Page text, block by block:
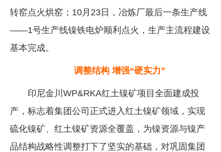
转窑点火烘窑；10月23日，冶炼厂最后一条生产线
——1号生产线镍铁电炉顺利点火，生产主流程建设
基本完成。
调整结构 增强“硬实力”
印尼金川WP&RKA红土镍矿项目全面建成投
产，标志着集团公司正式进入红土镍矿领域，实现
硫化镍矿、红土镍矿资源全覆盖，为镍资源与镍产
品结构战略性调整打下了坚实的基础，对巩固集团